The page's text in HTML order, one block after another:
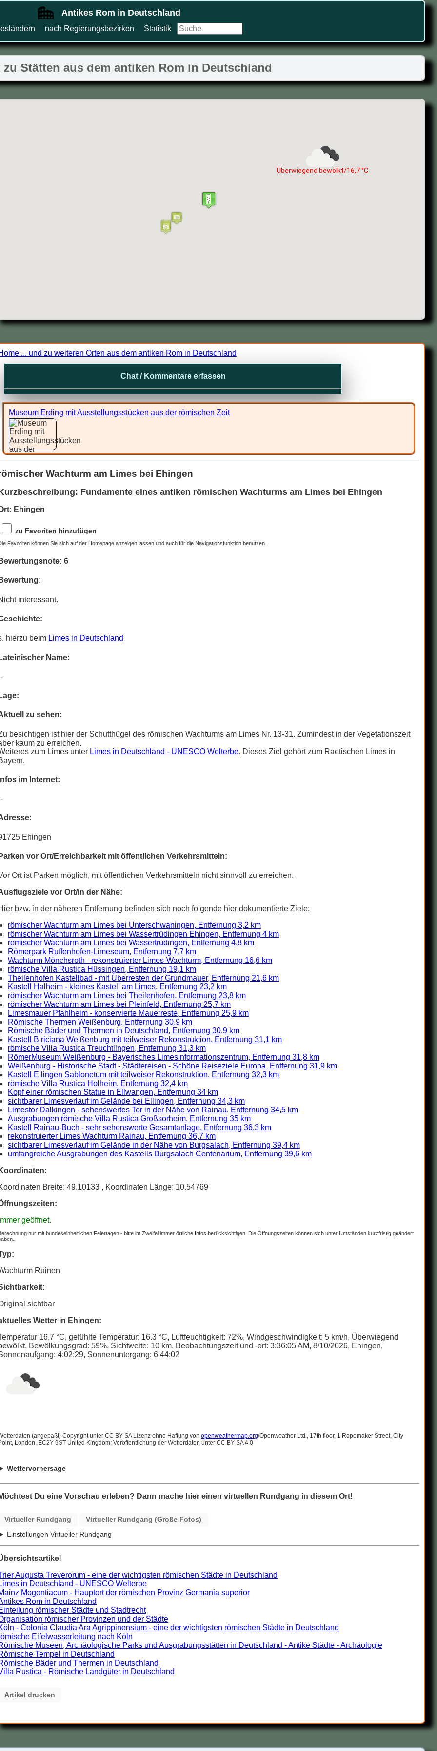
Antikes Rom in Deutschland
nach Regierungsbezirken Statistik
zu Stätten aus dem antiken Rom in Deutschland
Überwiegend bewölkt/16,7 °C
... und zu weiteren Orten aus dem antiken Rom in Deutschland
Chat / Kommentare erfassen
Museum Erding mit Ausstellungsstücken aus der römischen Zeit
Wachturm am Limes bei Ehingen
Fundamente eines antiken römischen Wachturms am Limes bei Ehingen
Ehingen
zu Favoriten hinzufügen
Favoriten können Sie sich auf der Homepage anzeigen lassen und auch für die Navigationsfunktion benutzen.
Bewertungsnote: 6
Bewertung:
interessant.
hierzu beim Limes in Deutschland
Lateinischer Name:
Lage:
zu sehen:
besichtigen ist hier der Schutthügel des römischen Wachturms am Limes Nr. 13-31. Zumindest in der Vegetationszeit
kaum zu erreichen.
zum Limes unter Limes in Deutschland - UNESCO Welterbe. Dieses Ziel gehört zum Raetischen Limes in
Infos im Internet:
Ehingen
Parken vor Ort/Erreichbarkeit mit öffentlichen Verkehrsmitteln:
Ort ist Parken möglich, mit öffentlichen Verkehrsmitteln nicht sinnvoll zu erreichen.
vor Ort/in der Nähe:
bzw. in der näheren Entfernung befinden sich noch folgende hier dokumentierte Ziele:
römischer Wachturm am Limes bei Unterschwaningen, Entfernung 3,2 km
römischer Wachturm am Limes bei Wassertrüdingen Ehingen, Entfernung 4 km
römischer Wachturm am Limes bei Wassertrüdingen, Entfernung 4,8 km
Römerpark Ruffenhofen-Limeseum, Entfernung 7,7 km
Wachturm Mönchsroth - rekonstruierter Limes-Wachturm, Entfernung 16,6 km
römische Villa Rustica Hüssingen, Entfernung 19,1 km
Theilenhofen Kastellbad - mit Überresten der Grundmauer, Entfernung 21,6 km
Kastell Halheim - kleines Kastell am Limes, Entfernung 23,2 km
römischer Wachturm am Limes bei Theilenhofen, Entfernung 23,8 km
römischer Wachturm am Limes bei Pleinfeld, Entfernung 25,7 km
Limesmauer Pfahlheim - konservierte Mauerreste, Entfernung 25,9 km
Römische Thermen Weißenburg, Entfernung 30,9 km
Römische Bäder und Thermen in Deutschland, Entfernung 30,9 km
Kastell Biriciana Weißenburg mit teilweiser Rekonstruktion, Entfernung 31,1 km
römische Villa Rustica Treuchtlingen, Entfernung 31,3 km
RömerMuseum Weißenburg - Bayerisches Limesinformationszentrum, Entfernung 31,8 km
Weißenburg - Historische Stadt - Städtereisen - Schöne Reiseziele Europa, Entfernung 31,9 km
Kastell Ellingen Sablonetum mit teilweiser Rekonstruktion, Entfernung 32,3 km
römische Villa Rustica Holheim, Entfernung 32,4 km
Kopf einer römischen Statue in Ellwangen, Entfernung 34 km
sichtbarer Limesverlauf im Gelände bei Ellingen, Entfernung 34,3 km
Limestor Dalkingen - sehenswertes Tor in der Nähe von Rainau, Entfernung 34,5 km
Ausgrabungen römische Villa Rustica Großsorheim, Entfernung 35 km
Kastell Rainau-Buch - sehr sehenswerte Gesamtanlage, Entfernung 36,3 km
rekonstruierter Limes Wachturm Rainau, Entfernung 36,7 km
sichtbarer Limesverlauf im Gelände in der Nähe von Burgsalach, Entfernung 39,4 km
umfangreiche Ausgrabungen des Kastells Burgsalach Centenarium, Entfernung 39,6 km
Koordinaten:
Breite: 49.10133 , Koordinaten Länge: 10.54769
Immer geöffnet.
nur mit bundeseinheitlichen Feiertagen - bitte im Zweifel immer örtliche Infos berücksichtigen. Die Öffnungszeiten können sich unter Umständen kurzfristig geändert
Ruinen
sichtbar
Wetter in Ehingen:
16.7 °C, gefühlte Temperatur: 16.3 °C, Luftfeuchtigkeit: 72%, Windgeschwindigkeit: 5 km/h, Überwiegend
Bewölkungsgrad: 59%, Sichtweite: 10 km, Beobachtungszeit und -ort: 3:36:05 AM, 8/10/2026, Ehingen,
4:02:29, Sonnenuntergang: 6:44:02
(angepaßt) Copyright unter CC BY-SA Lizenz ohne Haftung von openweathermap.org/Openweather Ltd., 17th floor, 1 Ropemaker Street, City
London, EC2Y 9ST United Kingdom; Veröffentlichung der Wetterdaten unter CC BY-SA 4.0
Wettervorhersage
Möchtest Du eine Vorschau erleben? Dann mache hier einen virtuellen Rundgang in diesem Ort!
Virtueller Rundgang
Virtueller Rundgang (Große Fotos)
Einstellungen Virtueller Rundgang
Augusta Treverorum - eine der wichtigsten römischen Städte in Deutschland
Limes in Deutschland - UNESCO Welterbe
Mogontiacum - Hauptort der römischen Provinz Germania superior
Rom in Deutschland
römischer Städte und Stadtrecht
römischer Provinzen und der Städte
- Colonia Claudia Ara Agrippinensium - eine der wichtigsten römischen Städte in Deutschland
Eifelwasserleitung nach Köln
Museen, Archäologische Parks und Ausgrabungsstätten in Deutschland - Antike Städte - Archäologie
Tempel in Deutschland
Bäder und Thermen in Deutschland
Rustica - Römische Landgüter in Deutschland
Artikel drucken